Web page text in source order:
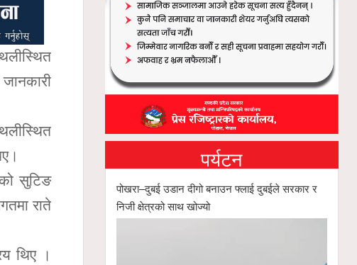
सुटिङ
राते
थिए ।
पर्यटन
पोखरा–दुबई उडान दीगो बनाउन फ्लाई दुबईले सरकार र
निजी क्षेत्रको साथ खोज्यो